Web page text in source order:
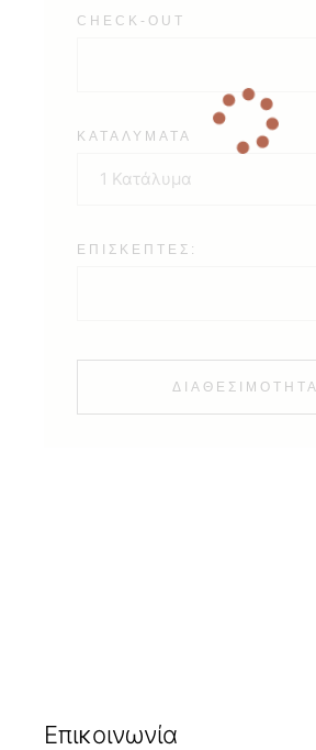
CHECK-OUT
ΚΑΤΑΛΎΜΑΤΑ
ΕΠΙΣΚΈΠΤΕΣ:
ΔΙΑΘΕΣΙΜΌΤΗΤΑ
Επικοινωνία